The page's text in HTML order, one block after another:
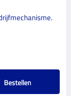
Bestellen